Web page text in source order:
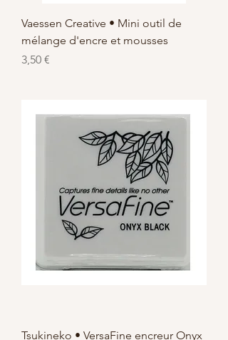
Vaessen Creative • Mini outil de
mélange d'encre et mousses
Prix
3,50 €
Tsukineko • VersaFine encreur Onyx